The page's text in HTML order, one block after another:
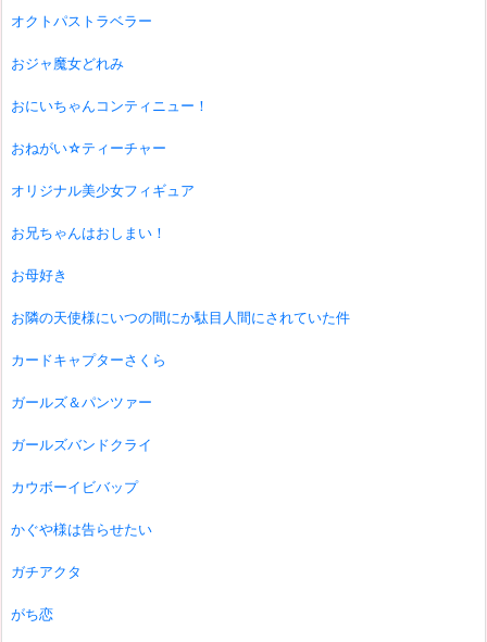
オクトパストラベラー
おジャ魔女どれみ
おにいちゃんコンティニュー！
おねがい☆ティーチャー
オリジナル美少女フィギュア
お兄ちゃんはおしまい！
お母好き
お隣の天使様にいつの間にか駄目人間にされていた件
カードキャプターさくら
ガールズ＆パンツァー
ガールズバンドクライ
カウボーイビバップ
かぐや様は告らせたい
ガチアクタ
がち恋